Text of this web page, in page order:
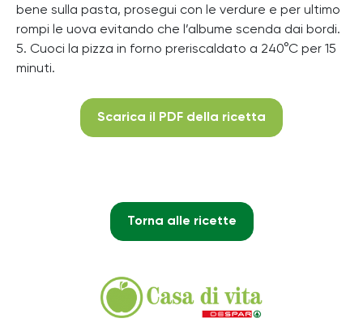
bene sulla pasta, prosegui con le verdure e per ultimo
rompi le uova evitando che l’albume scenda dai bordi.
5. Cuoci la pizza in forno preriscaldato a 240°C per 15
minuti.
Scarica il PDF della ricetta
Torna alle ricette